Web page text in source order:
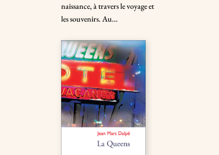
naissance, à travers le voyage et
les souvenirs. Au...